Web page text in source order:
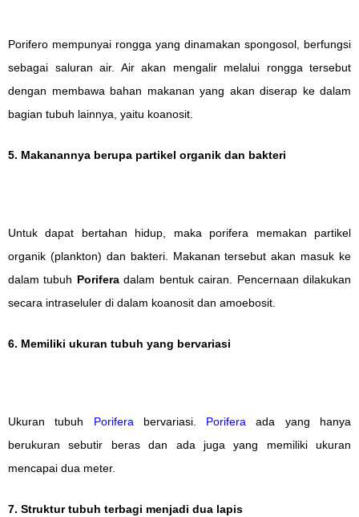
Porifero mempunyai rongga yang dinamakan spongosol, berfungsi
sebagai saluran air. Air akan mengalir melalui rongga tersebut
dengan membawa bahan makanan yang akan diserap ke dalam
bagian tubuh lainnya, yaitu koanosit.
5. Makanannya berupa partikel organik dan bakteri
Untuk dapat bertahan hidup, maka porifera memakan partikel
organik (plankton) dan bakteri. Makanan tersebut akan masuk ke
dalam tubuh Poriferadalam bentuk cairan. Pencernaan dilakukan
secara intraseluler di dalam koanosit dan amoebosit.
6. Memiliki ukuran tubuh yang bervariasi
Ukuran tubuh Poriferabervariasi. Porifera ada yang hanya
berukuran sebutir beras dan ada juga yang memiliki ukuran
mencapai dua meter.
7. Struktur tubuh terbagi menjadi dua lapis